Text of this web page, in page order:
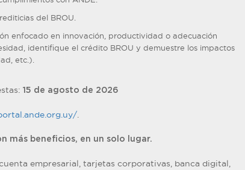
del BROU.
enfocado en innovación, productividad o adecuación
identifique el crédito BROU y demuestre los impactos
etc.).
15 de agosto de 2026
más beneficios, en un solo lugar.
empresarial, tarjetas corporativas, banca digital,